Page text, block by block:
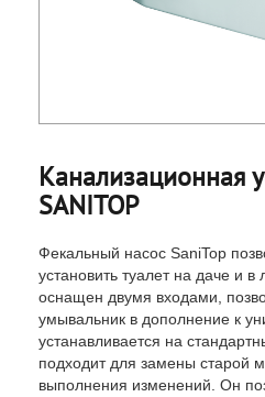
Канализационная
SANITOP
Фекальный насос SaniTop
установить туалет на даче и
оснащен двумя входами,
умывальник в дополнение к
устанавливается на
подходит для замены старой
выполнения изменений. Он